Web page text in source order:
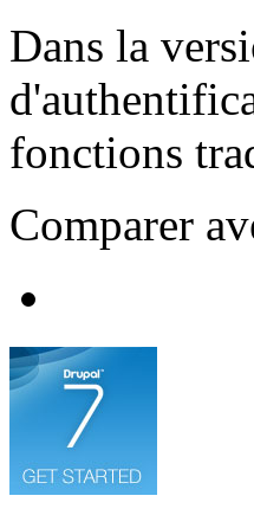
Dans la
fonctions
Comparer